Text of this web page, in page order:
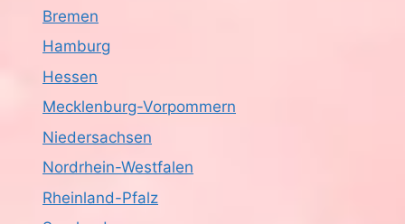
Bremen
Hamburg
Hessen
Mecklenburg-Vorpommern
Niedersachsen
Nordrhein-Westfalen
Rheinland-Pfalz